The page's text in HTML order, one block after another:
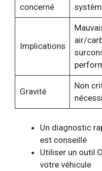
concerné
Implications
air/
Gravité
Non
Un diagnostic
est conseillé
Utiliser un outil
votre véhicule